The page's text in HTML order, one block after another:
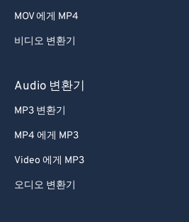
MOV 에게 MP4
비디오 변환기
Audio 변환기
MP3 변환기
MP4 에게 MP3
Video 에게 MP3
오디오 변환기